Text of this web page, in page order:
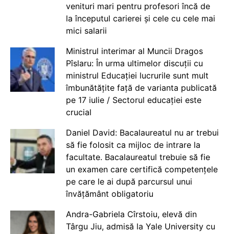
venituri mari pentru profesori încă de
la începutul carierei și cele cu cele mai
mici salarii
Ministrul interimar al Muncii Dragos
Pîslaru: În urma ultimelor discuții cu
ministrul Educației lucrurile sunt mult
îmbunătățite față de varianta publicată
pe 17 iulie / Sectorul educației este
crucial
Daniel David: Bacalaureatul nu ar trebui
să fie folosit ca mijloc de intrare la
facultate. Bacalaureatul trebuie să fie
un examen care certifică competențele
pe care le ai după parcursul unui
învățământ obligatoriu
Andra-Gabriela Cîrstoiu, elevă din
Târgu Jiu, admisă la Yale University cu